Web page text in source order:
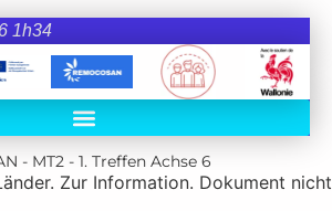
1h34
- MT2 - 1. Treffen Achse 6
Zur Information. Dokument nicht